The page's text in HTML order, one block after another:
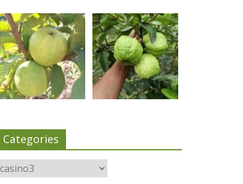
Categories
Categories